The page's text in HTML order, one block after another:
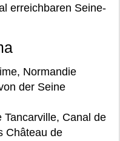
erreichbaren Seine-
Normandie
der Seine
Tancarville, Canal de
Château de